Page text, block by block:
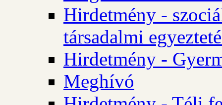
Hirdetmény -
társadalmi
Hirdetmény -
Meghívó